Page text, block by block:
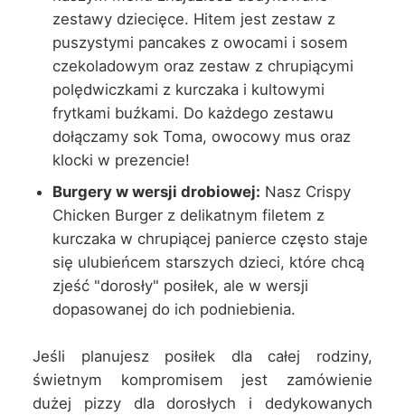
zestawy dziecięce. Hitem jest zestaw z
puszystymi pancakes z owocami i sosem
czekoladowym oraz zestaw z chrupiącymi
polędwiczkami z kurczaka i kultowymi
frytkami buźkami. Do każdego zestawu
dołączamy sok Toma, owocowy mus oraz
klocki w prezencie!
Burgery w wersji drobiowej: Nasz Crispy
Chicken Burger z delikatnym filetem z
kurczaka w chrupiącej panierce często staje
się ulubieńcem starszych dzieci, które chcą
zjeść "dorosły" posiłek, ale w wersji
dopasowanej do ich podniebienia.
Jeśli planujesz posiłek dla całej rodziny,
świetnym kompromisem jest zamówienie
dużej pizzy dla dorosłych i dedykowanych